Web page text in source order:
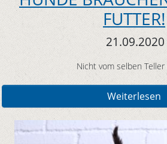
FUTTER!
21.09.2020
Nicht vom selben Teller
Weiterlesen